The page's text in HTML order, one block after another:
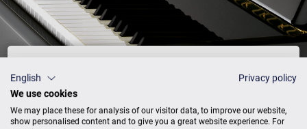
English
Privacy policy
We use cookies
We may place these for analysis of our visitor data, to improve our website,
show personalised content and to give you a great website experience. For